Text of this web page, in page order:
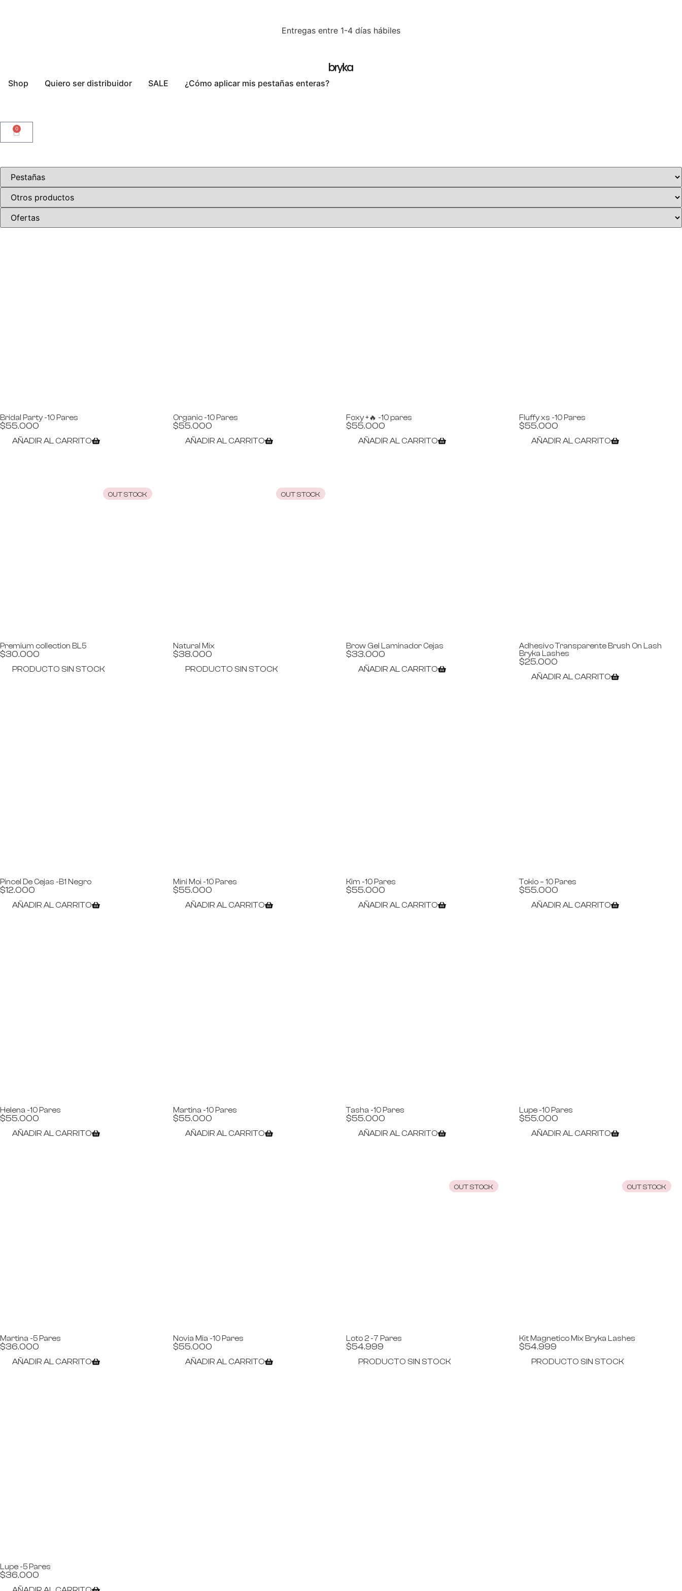
Entregas entre 1-4 días hábiles
Shop Quiero ser distribuidor SALE ¿Cómo aplicar mis pestañas enteras?
0
Bridal Party -10 Pares
$55.000
AÑADIR AL CARRITO
Organic -10 Pares
$55.000
AÑADIR AL CARRITO
Foxy +🔥 -10 pares
$55.000
AÑADIR AL CARRITO
Fluffy xs -10 Pares
$55.000
AÑADIR AL CARRITO
OUT STOCK
Premium collection BL5
$30.000
PRODUCTO SIN STOCK
OUT STOCK
Natural Mix
$38.000
PRODUCTO SIN STOCK
Brow Gel Laminador Cejas
$33.000
AÑADIR AL CARRITO
Adhesivo Transparente Brush On Lash
Bryka Lashes
$25.000
AÑADIR AL CARRITO
Pincel De Cejas -B1 Negro
$12.000
AÑADIR AL CARRITO
Mini Moi -10 Pares
$55.000
AÑADIR AL CARRITO
Kim -10 Pares
$55.000
AÑADIR AL CARRITO
Tokio – 10 Pares
$55.000
AÑADIR AL CARRITO
Helena -10 Pares
$55.000
AÑADIR AL CARRITO
Martina -10 Pares
$55.000
AÑADIR AL CARRITO
Tasha -10 Pares
$55.000
AÑADIR AL CARRITO
Lupe -10 Pares
$55.000
AÑADIR AL CARRITO
Martina -5 Pares
$36.000
AÑADIR AL CARRITO
Novia Mia -10 Pares
$55.000
AÑADIR AL CARRITO
OUT STOCK
Loto 2 -7 Pares
$54.999
PRODUCTO SIN STOCK
OUT STOCK
Kit Magnetico Mix Bryka Lashes
$54.999
PRODUCTO SIN STOCK
Lupe -5 Pares
$36.000